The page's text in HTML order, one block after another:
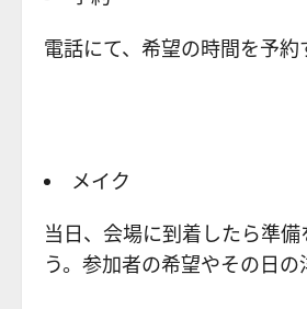
電話にて、希望の時間を予
メイク
当日、会場に到着したら準
う。参加者の希望やその日の